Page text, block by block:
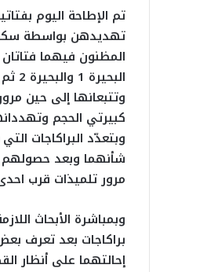
تهديدهن بواسطة
المظنون فيهما
وتتبعانها إلى حين
كبيرتي الحجم
وبتعدّد البراكاجات
شأنهما وبعد حصولهم
مرور تلميذات قرب
براكاجات بعد تعرف
إحالتهما على أنظار